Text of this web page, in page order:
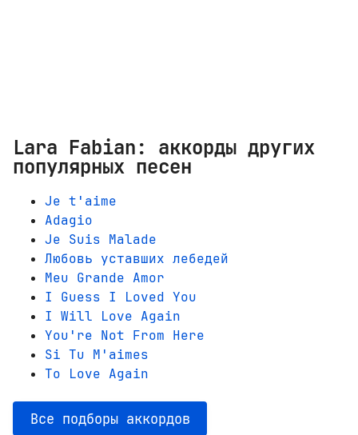
Lara Fabian: аккорды других
популярных песен
Je t'aime
Adagio
Je Suis Malade
Любовь уставших лебедей
Meu Grande Amor
I Guess I Loved You
I Will Love Again
You're Not From Here
Si Tu M'aimes
To Love Again
Все подборы аккордов